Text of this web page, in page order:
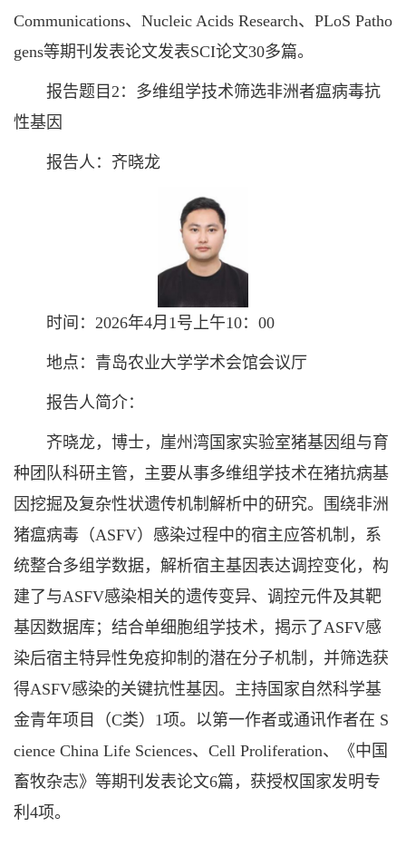
Communications、Nucleic Acids Research、PLoS Patho
gens等期刊发表论文发表SCI论文30多篇。
报告题目2：多维组学技术筛选非洲者瘟病毒抗
性基因
报告人：齐晓龙
时间：2026年4月1号上午10：00
地点：青岛农业大学学术会馆会议厅
报告人简介：
齐晓龙，博士，崖州湾国家实验室猪基因组与育
种团队科研主管，主要从事多维组学技术在猪抗病基
因挖掘及复杂性状遗传机制解析中的研究。围绕非洲
猪瘟病毒（ASFV）感染过程中的宿主应答机制，系
统整合多组学数据，解析宿主基因表达调控变化，构
建了与ASFV感染相关的遗传变异、调控元件及其靶
基因数据库；结合单细胞组学技术，揭示了ASFV感
染后宿主特异性免疫抑制的潜在分子机制，并筛选获
得ASFV感染的关键抗性基因。主持国家自然科学基
金青年项目（C类）1项。以第一作者或通讯作者在 S
cience China Life Sciences、Cell Proliferation、《中国
畜牧杂志》等期刊发表论文6篇，获授权国家发明专
利4项。